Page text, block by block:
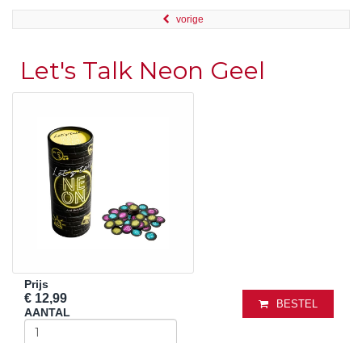
vorige
Let's Talk Neon Geel
Prijs
€ 12,99
AANTAL
BESTEL